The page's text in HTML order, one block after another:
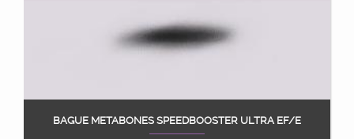
Ajouter au panier
BAGUE METABONES SPEEDBOOSTER ULTRA EF/E